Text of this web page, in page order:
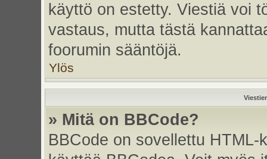
käyttö on estetty. Viestiä voi
vastaus, mutta tästä
foorumin sääntöjä.
Ylös
» Mitä on BBCode?
BBCode on sovellettu